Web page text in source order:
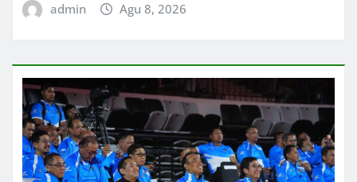
admin Agu 8, 2026